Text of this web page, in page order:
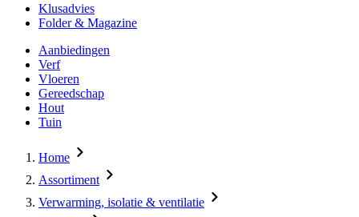
Klusadvies
Folder & Magazine
Aanbiedingen
Verf
Vloeren
Gereedschap
Hout
Tuin
Home
Assortiment
Verwarming, isolatie & ventilatie